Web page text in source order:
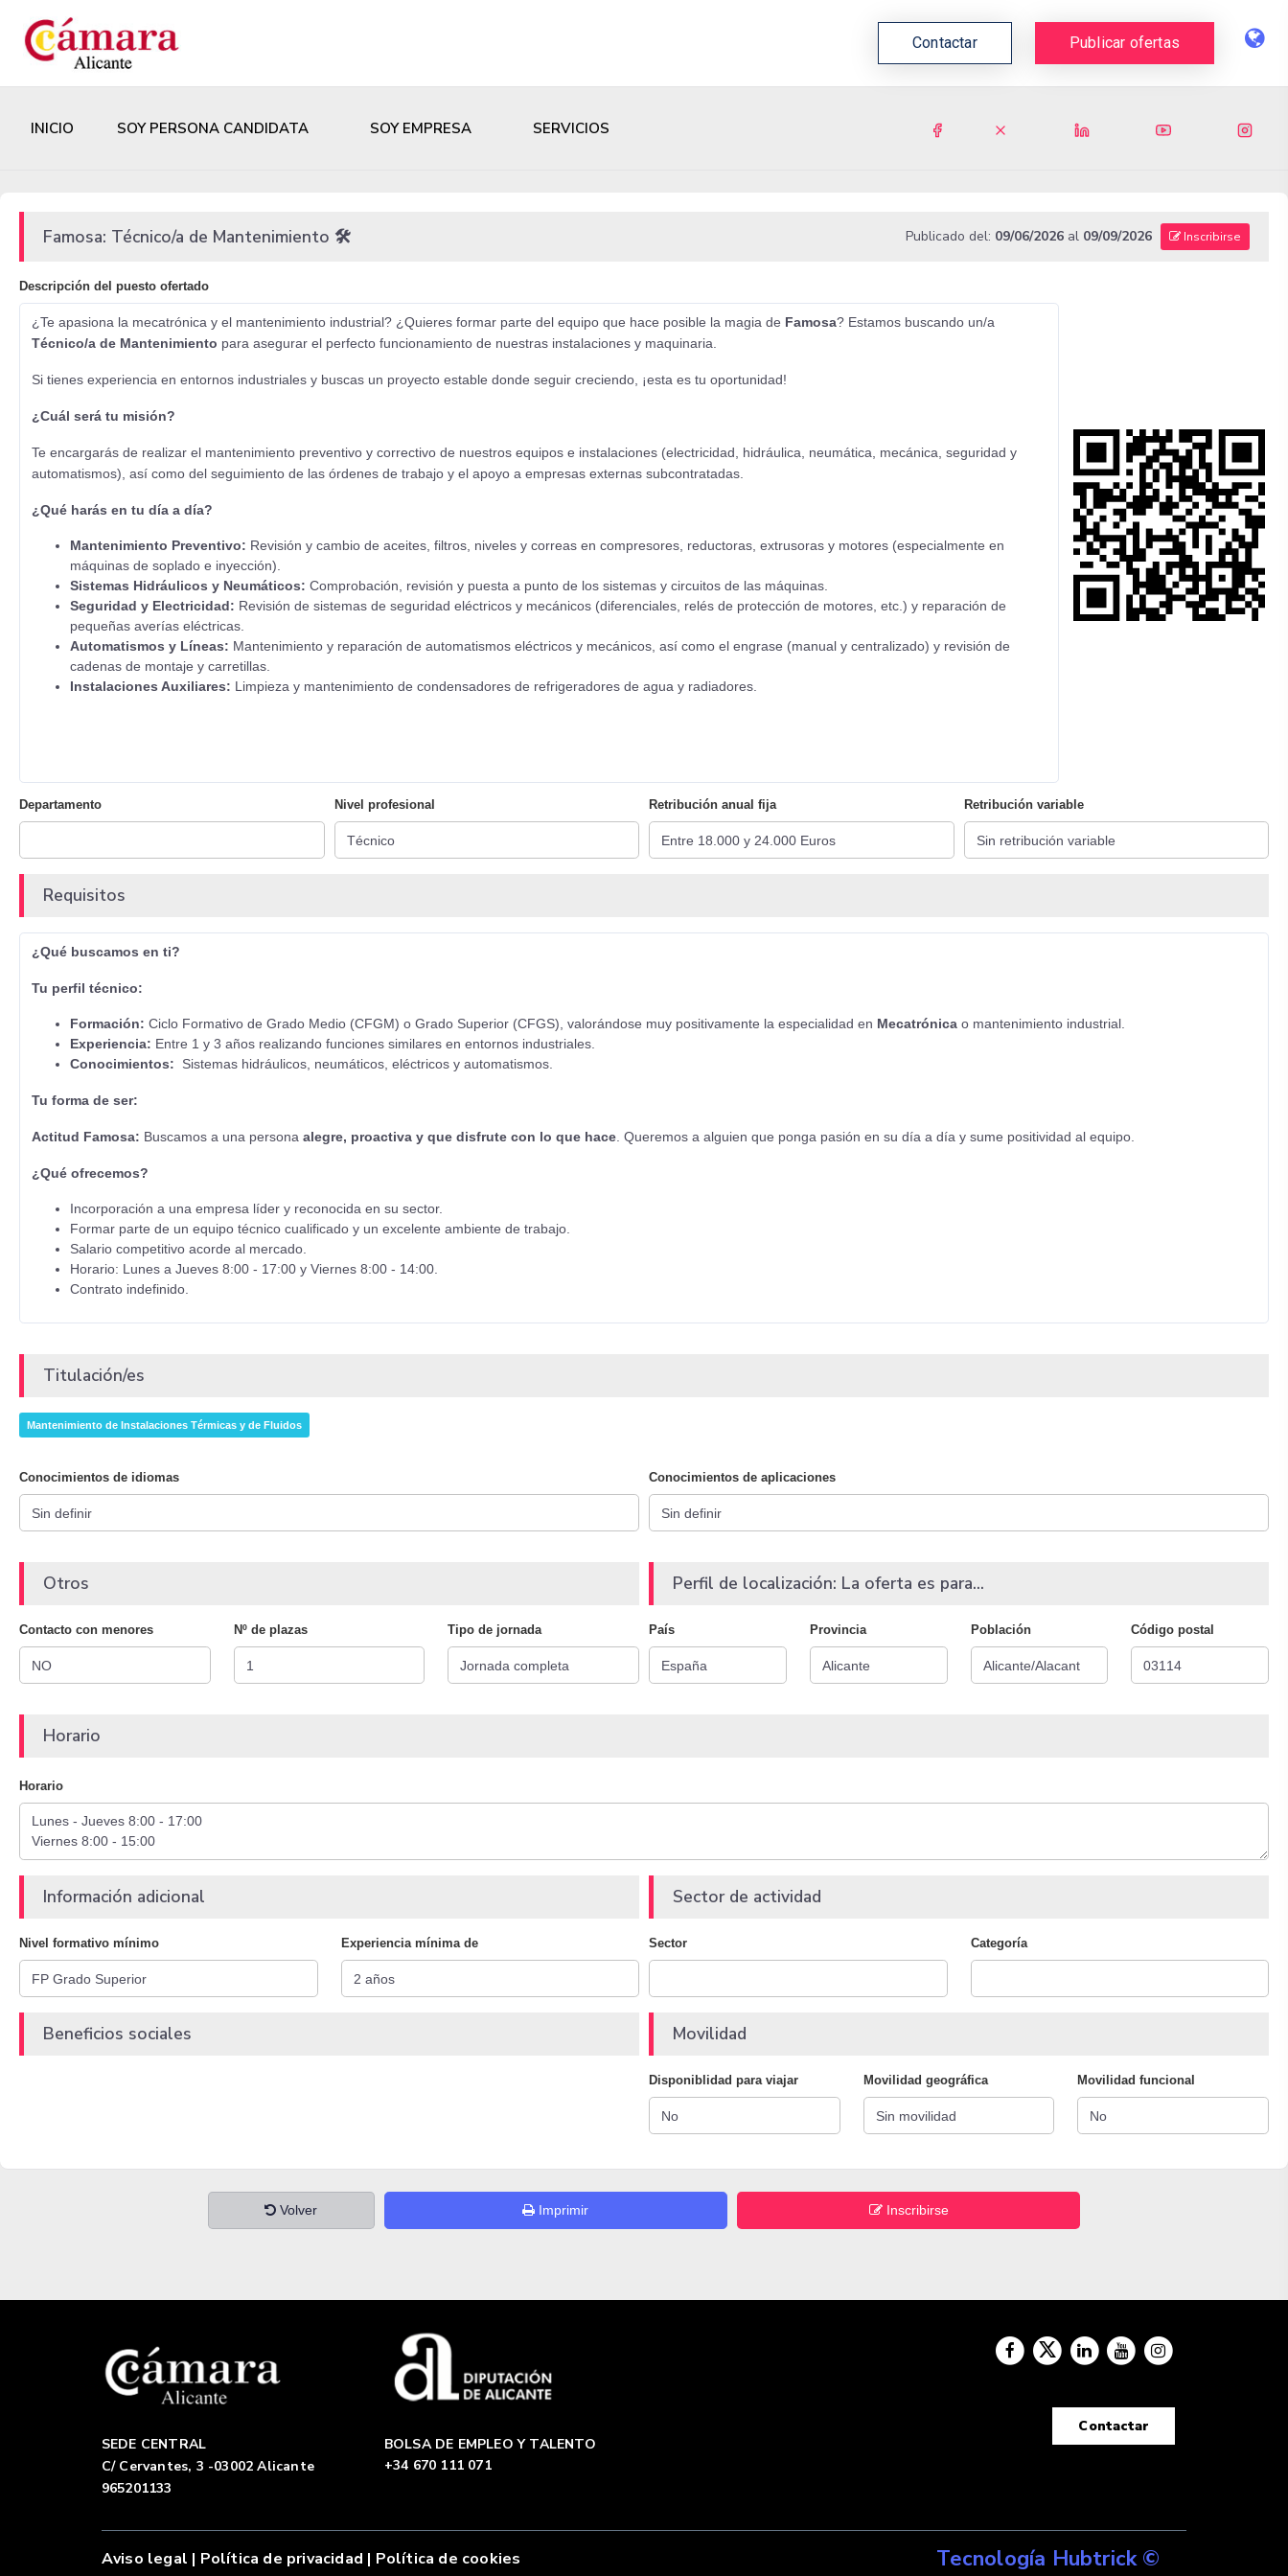
Contactar Publicar ofertas
INICIO SOY PERSONA CANDIDATA SOY EMPRESA SERVICIOS
Famosa: Técnico/a de Mantenimiento 🛠️ Publicado del: 09/06/2026al 09/09/2026 Inscribirse
Descripción del puesto ofertado
¿Te apasiona la mecatrónica y el mantenimiento industrial? ¿Quieres formar parte del equipo que hace posible la magia de Famosa? Estamos buscando un/a
Técnico/a de Mantenimiento para asegurar el perfecto funcionamiento de nuestras instalaciones y maquinaria.
Si tienes experiencia en entornos industriales y buscas un proyecto estable donde seguir creciendo, ¡esta es tu oportunidad!
¿Cuál será tu misión?
Te encargarás de realizar el mantenimiento preventivo y correctivo de nuestros equipos e instalaciones (electricidad, hidráulica, neumática, mecánica, seguridad y
automatismos), así como del seguimiento de las órdenes de trabajo y el apoyo a empresas externas subcontratadas.
¿Qué harás en tu día a día?
Mantenimiento Preventivo: Revisión y cambio de aceites, filtros, niveles y correas en compresores, reductoras, extrusoras y motores (especialmente en
máquinas de soplado e inyección).
Sistemas Hidráulicos y Neumáticos: Comprobación, revisión y puesta a punto de los sistemas y circuitos de las máquinas.
Seguridad y Electricidad: Revisión de sistemas de seguridad eléctricos y mecánicos (diferenciales, relés de protección de motores, etc.) y reparación de
pequeñas averías eléctricas.
Automatismos y Líneas: Mantenimiento y reparación de automatismos eléctricos y mecánicos, así como el engrase (manual y centralizado) y revisión de
cadenas de montaje y carretillas.
Instalaciones Auxiliares: Limpieza y mantenimiento de condensadores de refrigeradores de agua y radiadores.
Departamento Nivel profesional Retribución anual fija Retribución variable
Requisitos
¿Qué buscamos en ti?
Tu perfil técnico:
Formación: Ciclo Formativo de Grado Medio (CFGM) o Grado Superior (CFGS), valorándose muy positivamente la especialidad en Mecatrónica o mantenimiento industrial.
Experiencia: Entre 1 y 3 años realizando funciones similares en entornos industriales.
Conocimientos: Sistemas hidráulicos, neumáticos, eléctricos y automatismos.
Tu forma de ser:
Actitud Famosa: Buscamos a una persona alegre, proactiva y que disfrute con lo que hace. Queremos a alguien que ponga pasión en su día a día y sume positividad al equipo.
¿Qué ofrecemos?
Incorporación a una empresa líder y reconocida en su sector.
Formar parte de un equipo técnico cualificado y un excelente ambiente de trabajo.
Salario competitivo acorde al mercado.
Horario: Lunes a Jueves 8:00 - 17:00 y Viernes 8:00 - 14:00.
Contrato indefinido.
Titulación/es
Mantenimiento de Instalaciones Térmicas y de Fluidos
Conocimientos de idiomas Conocimientos de aplicaciones
Otros
Contacto con menores Nº de plazas Tipo de jornada
Perfil de localización: La oferta es para...
País Provincia Población Código postal
Horario
Horario
Información adicional
Nivel formativo mínimo Experiencia mínima de
Sector de actividad
Sector Categoría
Beneficios sociales Movilidad
Disponiblidad para viajar Movilidad geográfica Movilidad funcional
Volver Imprimir Inscribirse
SEDE CENTRAL
C/ Cervantes, 3 -03002 Alicante
965201133
BOLSA DE EMPLEO Y TALENTO
+34 670 111 071
Contactar
Aviso legal | Política de privacidad | Política de cookies Tecnología Hubtrick ©